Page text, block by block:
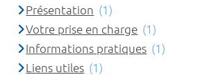
Présentation (1)
Votre prise en charge (1)
Informations pratiques (1)
Liens utiles (1)